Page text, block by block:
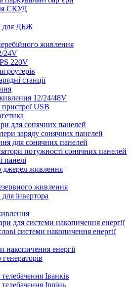
СКУД
для ДБЖ
живлення
24V
220V
роутерів
станції
12/24/48V
пристрої USB
для сонячних панелей
заряду сонячних панелей
для сонячних панелей
потужності сонячних панелей
панелі
джерел живлення
живлення
інвертора
для системи накопичення енергії
системи накопичення енергії
накопичення енергії
Іванків
Ірпінь